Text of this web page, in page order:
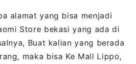
alamat yang bisa menjadi
Store bekasi yang ada di
Buat kalian yang berada
maka bisa Ke Mall Lippo,